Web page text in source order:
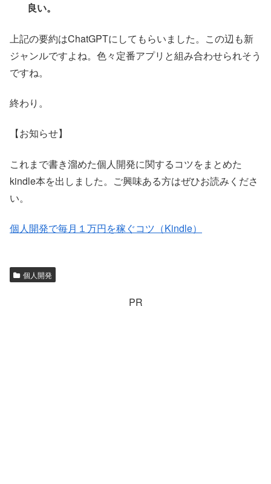
良い。
上記の要約はChatGPTにしてもらいました。この辺も新
ジャンルですよね。色々定番アプリと組み合わせられそう
ですね。
終わり。
【お知らせ】
これまで書き溜めた個人開発に関するコツをまとめた
kindle本を出しました。ご興味ある方はぜひお読みくださ
い。
個人開発で毎月１万円を稼ぐコツ（Kindle）
個人開発
PR